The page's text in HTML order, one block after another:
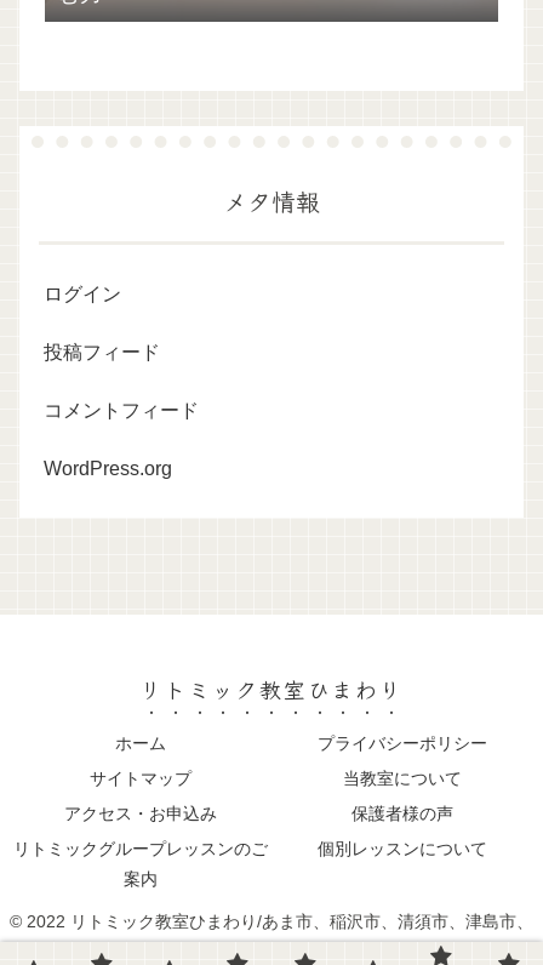
メタ情報
ログイン
投稿フィード
コメントフィード
WordPress.org
リトミック教室ひまわり
ホーム
プライバシーポリシー
サイトマップ
当教室について
アクセス・お申込み
保護者様の声
リトミックグループレッスンのご
案内
個別レッスンについて
© 2022 リトミック教室ひまわり/あま市、稲沢市、清須市、津島市、
愛西市、大治町、蟹江町、名古屋市中村区、中川区近く０～３歳親